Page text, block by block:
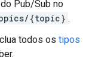
Pub/Sub no
{topic} .
todos os tipos